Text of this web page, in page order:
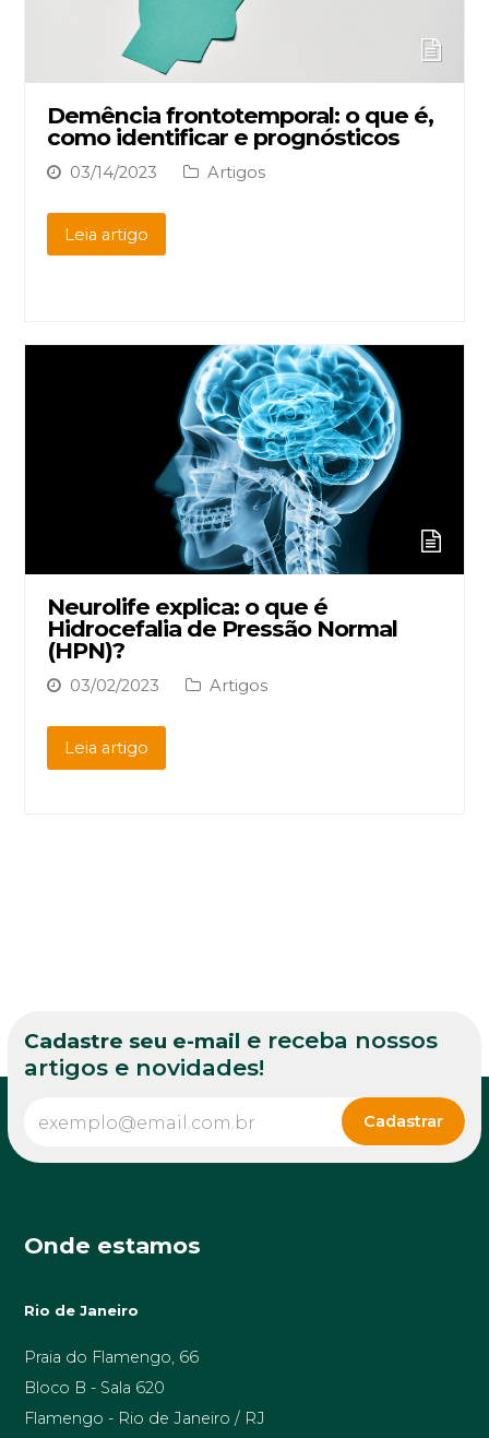
Demência frontotemporal: o que é,
como identificar e prognósticos
03/14/2023 Artigos
Leia artigo
Neurolife explica: o que é
Hidrocefalia de Pressão Normal
(HPN)?
03/02/2023 Artigos
Leia artigo
Cadastre seu e-mail e receba nossos
artigos e novidades!
Onde estamos
Rio de Janeiro
Praia do Flamengo, 66
Bloco B - Sala 620
Flamengo - Rio de Janeiro / RJ